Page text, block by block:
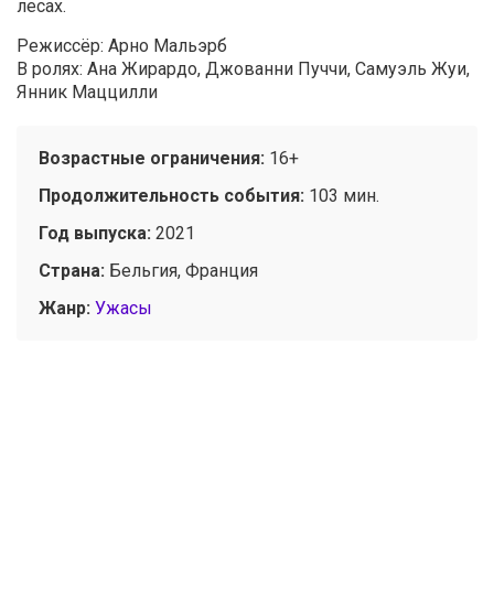
лесах.
Режиссёр: Арно Мальэрб
В ролях: Ана Жирардо, Джованни Пуччи, Самуэль Жуи,
Янник Маццилли
Возрастные ограничения: 16+
Продолжительность события: 103 мин.
Год выпуска: 2021
Страна: Бельгия, Франция
Жанр: Ужасы